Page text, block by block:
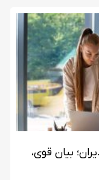
بیان قوی،